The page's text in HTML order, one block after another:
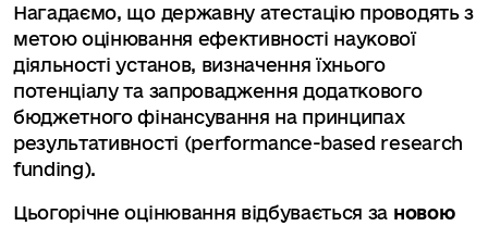
Нагадаємо, що державну атестацію проводять з
метою оцінювання ефективності наукової
діяльності установ, визначення їхнього
потенціалу та запровадження додаткового
бюджетного фінансування на принципах
результативності (performance-based research
funding).
Цьогорічне оцінювання відбувається за новою